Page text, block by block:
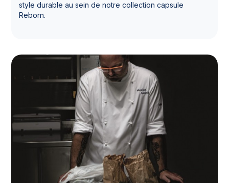
style durable au sein de notre collection capsule
Reborn.